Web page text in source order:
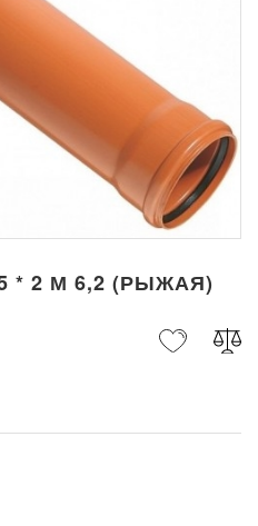
* 2 М 6,2 (РЫЖАЯ)